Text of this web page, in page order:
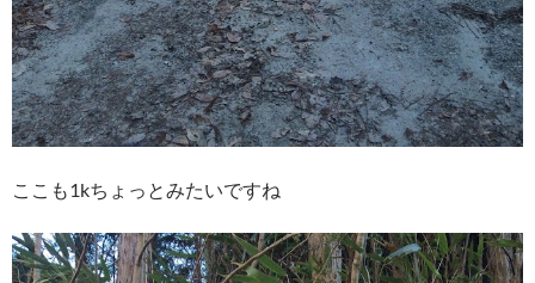
ここも1kちょっとみたいですね